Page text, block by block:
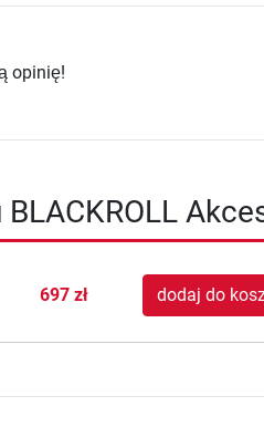
opinię!
697 zł dodaj do